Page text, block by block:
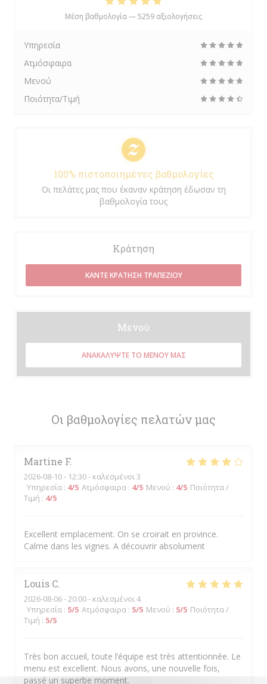
Οι βαθμολογίες πελατών μας
Martine F
2026-08-10- 12:30 - καλεσμένοι 3
Υπηρεσία : 4/5 Ατμόσφαιρα : 4/5 Μενού : 4/5 Ποιότητα /
Τιμή : 4/5
Excellent emplacement. On se croirait en province.
Calme dans les vignes. A découvrir absolument
Louis C
2026-08-06- 20:00 - καλεσμένοι 4
Υπηρεσία : 5/5 Ατμόσφαιρα : 5/5 Μενού : 5/5 Ποιότητα /
Τιμή : 5/5
Très bon accueil, toute l’équipe est très attentionnée. Le
menu est excellent. Nous avons, une nouvelle fois,
passé un superbe moment.
Μέση βαθμολογία —5259 αξιολογήσεις
Υπηρεσία
Ατμόσφαιρα
Μενού
Ποιότητα/Τιμή
100% πιστοποιημένες βαθμολογίες
Οι πελάτες μας που έκαναν κράτηση έδωσαν τη
βαθμολογία τους
Κράτηση
ΚΆΝΤΕ ΚΡΆΤΗΣΗ ΤΡΑΠΕΖΙΟΎ
Μενού
ΑΝΑΚΑΛΎΨΤΕ ΤΟ ΜΕΝΟΎ ΜΑΣ